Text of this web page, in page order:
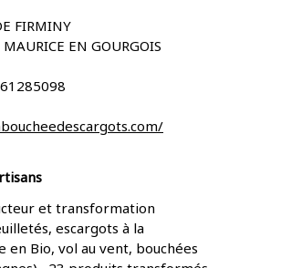
FIRMINY
EN GOURGOIS
et transformation
escargots à la
en Bio, vol au vent, bouchées